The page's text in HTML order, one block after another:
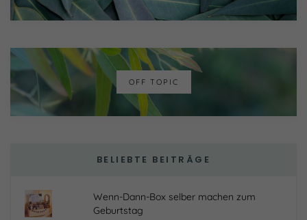
OFF TOPIC
BELIEBTE BEITRÄGE
Wenn-Dann-Box selber machen zum
Geburtstag